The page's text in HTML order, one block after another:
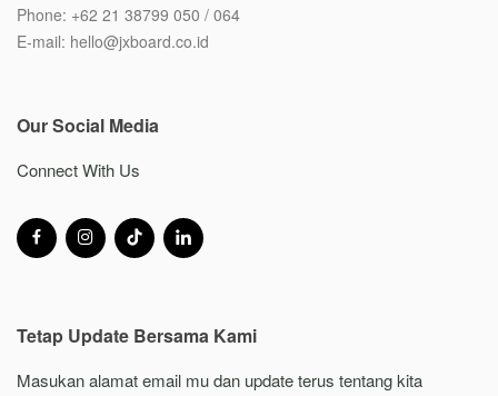
Phone: +62 21 38799 050 / 064
E-mail: hello@jxboard.co.id
Our Social Media
Connect With Us
Tetap Update Bersama Kami
Masukan alamat email mu dan update terus tentang kita